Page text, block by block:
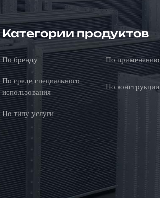
Категории продуктов
По бренду По применению
По среде специального
использования
По конструкции
По типу услуги